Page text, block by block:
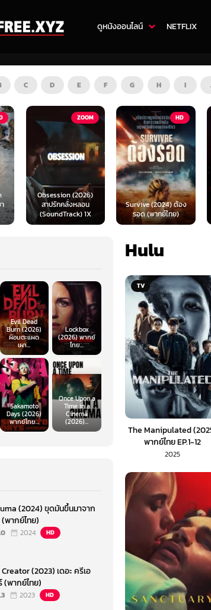
ดูหนังออนไลน์ NETFLIX
C D E F G H I
HD
Survive (2024) ต้อง
รอด (พากย์ไทย)
HD
Mortal Kombat II
(2026) มอร์ทัล คอม
แบท 2 (พากย์ไทย)
Hulu
TV
The Manipulated
พากย์ไทย EP.1-12
2025
Evil Dead
Burn (2026)
ผีอมตะแผด
เผา...
Lockbox
(2026) พากย์
ไทย...
Sakamoto
Days (2026)
พากย์ไทย...
Once Upon a
Time in a
Cinema
(2026)...
(2024) ขุดมันขึ้นมาจาก
พากย์ไทย)
2024 HD
(2023) เดอะ ครีเอ
(พากย์ไทย)
2023 HD